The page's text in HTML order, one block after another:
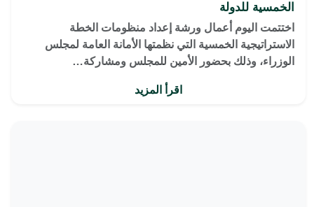
الخمسية للدولة
اختتمت اليوم أعمال ورشة إعداد منظومات الخطة
الاستراتيجية الخمسية التي نظمتها الأمانة العامة لمجلس
الوزراء، وذلك بحضور الأمين للمجلس ومشاركة…
اقرأ المزيد